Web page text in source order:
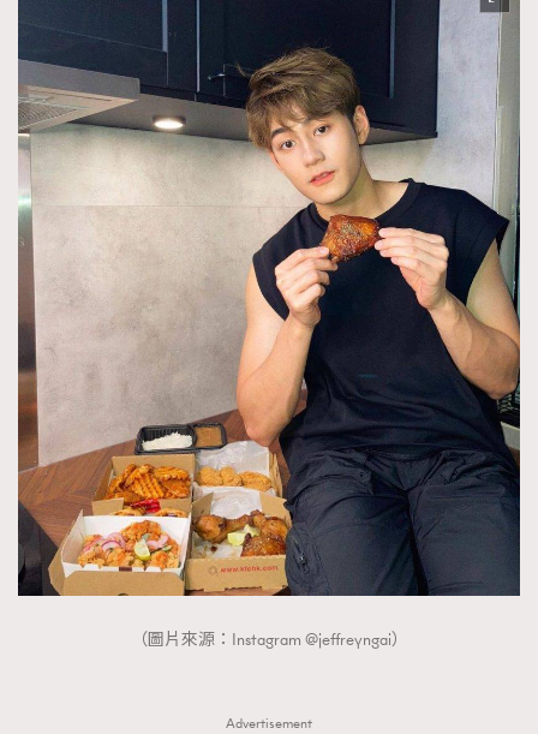
（圖片來源：Instagram @jeffreyngai）
Advertisement